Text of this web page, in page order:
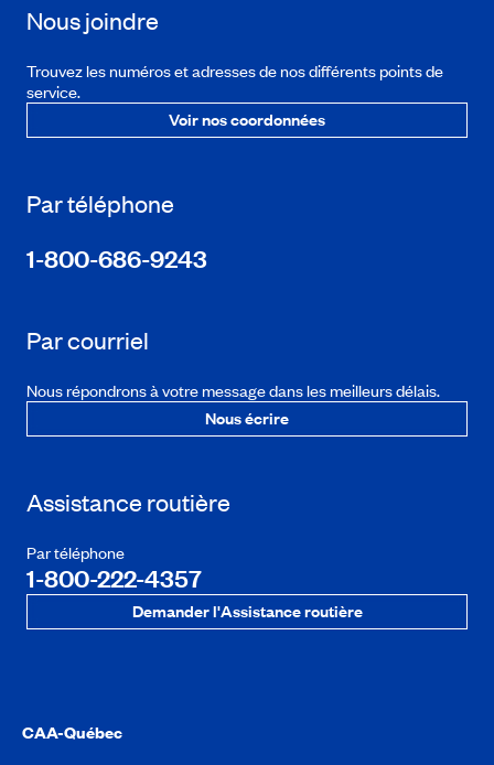
Nous joindre
Trouvez les numéros et adresses de nos différents points de
service.
Voir nos coordonnées
Par téléphone
1-800-686-9243
Par courriel
Nous répondrons à votre message dans les meilleurs délais.
Nous écrire
Assistance routière
Par téléphone
1-800-222-4357
Demander l'Assistance routière
CAA-Québec